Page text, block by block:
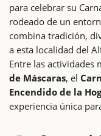
para celebrar su
rodeado de un
combina tradición,
a esta localidad del
Entre las actividades
de Máscaras, el
Encendido de la
experiencia única